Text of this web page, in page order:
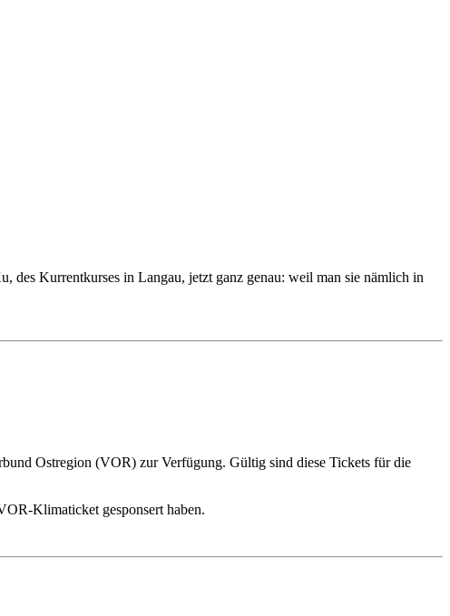
des Kurrentkurses in Langau, jetzt ganz genau: weil man sie nämlich in
Ostregion (VOR) zur Verfügung. Gültig sind diese Tickets für die
Klimaticket gesponsert haben.